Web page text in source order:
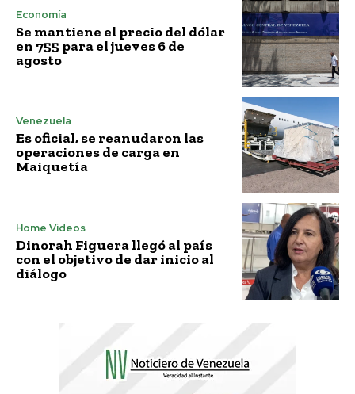
Economía
Se mantiene el precio del dólar
en 755 para el jueves 6 de
agosto
Venezuela
Es oficial, se reanudaron las
operaciones de carga en
Maiquetía
Home Vídeos
Dinorah Figuera llegó al país
con el objetivo de dar inicio al
diálogo